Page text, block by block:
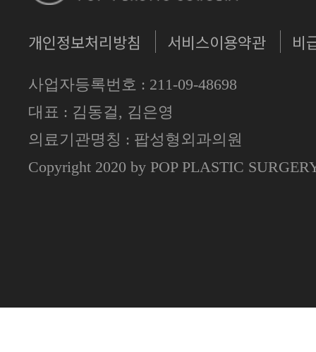
개인정보처리방침 서비스이용약관 비
사업자등록번호 : 211-09-48698
대표 : 김동걸, 김은영
의료기관명칭 : 팝성형외과의원
Copyright 2020 by POP PLASTIC